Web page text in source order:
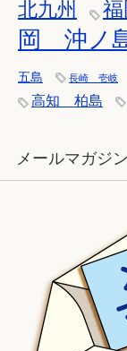
北九州
岡 沖ノ
五島 長崎 壱岐
高知 柏島
メールマガジ